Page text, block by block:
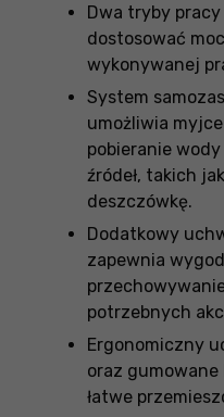
Dwa tryby
dostosować
wykonywanej
System
umożliwia
pobieranie
źródeł, takich
deszczówkę.
Dodatkowy
zapewnia
potrzebnych
Ergonomiczny
oraz gumowane
łatwe